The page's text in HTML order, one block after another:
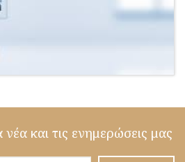
και τις ενημερώσεις μας